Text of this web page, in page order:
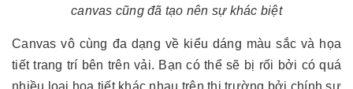
canvas cũng đã tạo nên sự khác biệt
Canvas vô cùng đa dạng về kiểu dáng màu sắc và họa
tiết trang trí bên trên vải. Bạn có thể sẽ bị rối bởi có quá
nhiều loại họa tiết khác nhau trên thị trường bởi chính sự